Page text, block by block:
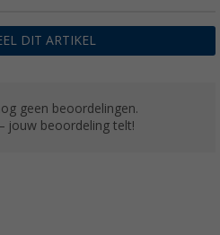
DIT ARTIKEL
geen beoordelingen.
jouw beoordeling telt!